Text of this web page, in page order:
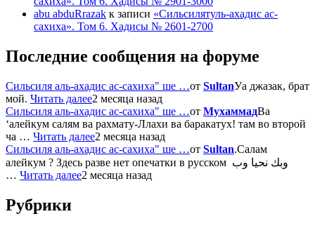
abu abduRrazak к записи «Сильсилятуль-ахадис ас-
сахиха». Том 6. Хадисы № 2601-2700
Последние сообщения на форуме
Сильсиля аль-ахадис ас-сахиха" ше …от SultanУа джазак, брат
мой. Читать далее2 месяца назад
Сильсиля аль-ахадис ас-сахиха" ше …от МухаммадВа
‘алейкум салям ва рахмату-Ллахи ва баракатух! там во второй
ча … Читать далее2 месяца назад
Сильсиля аль-ахадис ас-сахиха" ше …от Sultan.Салам
алейкум ? Здесь разве нет опечатки в русском وبك نحيا وب
… Читать далее2 месяца назад
Рубрики